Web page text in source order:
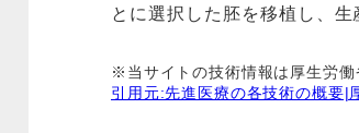
とに選択した胚を移植し、生
※当サイトの技術情報は厚生労
引用元:先進医療の各技術の概